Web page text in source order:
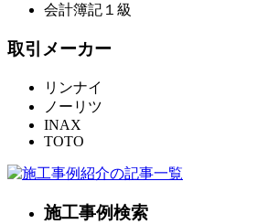
会計簿記１級
取引メーカー
リンナイ
ノーリツ
INAX
TOTO
施工事例検索